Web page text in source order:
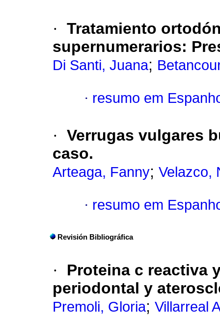
· Tratamiento
supernumerarios:
Di Santi, Juana;
· resumo em
· Verrugas vulgares
caso.
Arteaga, Fanny; Velazco,
· resumo em
Revisión Bibliográfica
· Proteina c reactiva
periodontal y
Premoli, Gloria; Villarreal